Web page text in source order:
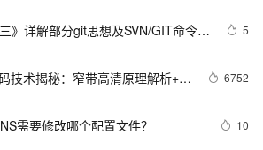
》详解部分git思想及SVN/GIT命令对
5
技术揭秘：窄带高清原理解析+用
6752
需要修改哪个配置文件？ 10